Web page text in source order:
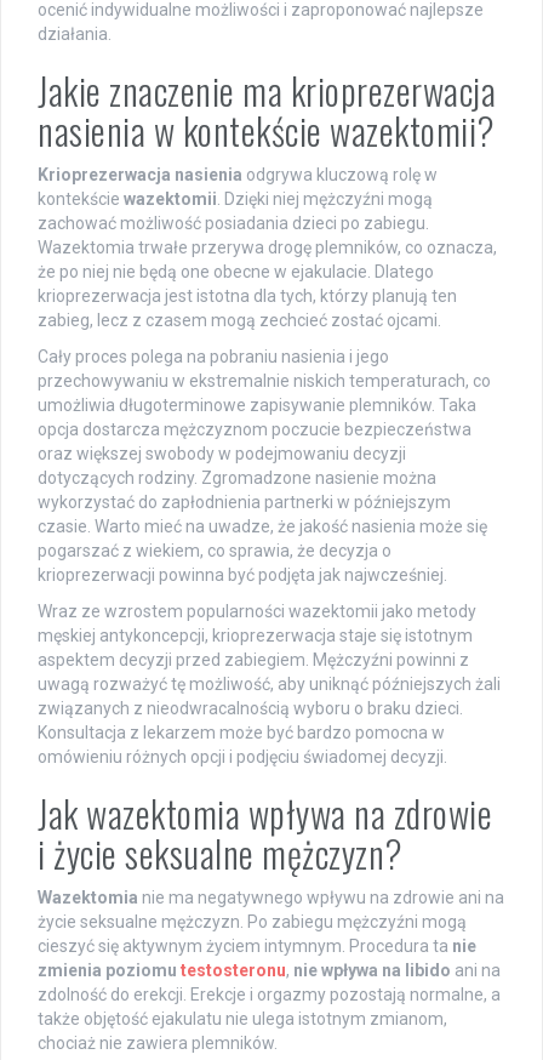
ocenić indywidualne możliwości i zaproponować najlepsze
działania.
Jakie znaczenie ma krioprezerwacja
nasienia w kontekście wazektomii?
Krioprezerwacja nasienia odgrywa kluczową rolę w
kontekście wazektomii . Dzięki niej mężczyźni mogą
zachować możliwość posiadania dzieci po zabiegu.
Wazektomia trwałe przerywa drogę plemników, co oznacza,
że po niej nie będą one obecne w ejakulacie. Dlatego
krioprezerwacja jest istotna dla tych, którzy planują ten
zabieg, lecz z czasem mogą zechcieć zostać ojcami.
Cały proces polega na pobraniu nasienia i jego
przechowywaniu w ekstremalnie niskich temperaturach, co
umożliwia długoterminowe zapisywanie plemników. Taka
opcja dostarcza mężczyznom poczucie bezpieczeństwa
oraz większej swobody w podejmowaniu decyzji
dotyczących rodziny. Zgromadzone nasienie można
wykorzystać do zapłodnienia partnerki w późniejszym
czasie. Warto mieć na uwadze, że jakość nasienia może się
pogarszać z wiekiem, co sprawia, że decyzja o
krioprezerwacji powinna być podjęta jak najwcześniej.
Wraz ze wzrostem popularności wazektomii jako metody
męskiej antykoncepcji, krioprezerwacja staje się istotnym
aspektem decyzji przed zabiegiem. Mężczyźni powinni z
uwagą rozważyć tę możliwość, aby uniknąć późniejszych żali
związanych z nieodwracalnością wyboru o braku dzieci.
Konsultacja z lekarzem może być bardzo pomocna w
omówieniu różnych opcji i podjęciu świadomej decyzji.
Jak wazektomia wpływa na zdrowie
i życie seksualne mężczyzn?
Wazektomia nie ma negatywnego wpływu na zdrowie ani na
życie seksualne mężczyzn. Po zabiegu mężczyźni mogą
cieszyć się aktywnym życiem intymnym. Procedura ta nie
zmienia poziomu testosteronu, nie wpływa na libido ani na
zdolność do erekcji. Erekcje i orgazmy pozostają normalne, a
także objętość ejakulatu nie ulega istotnym zmianom,
chociaż nie zawiera plemników.